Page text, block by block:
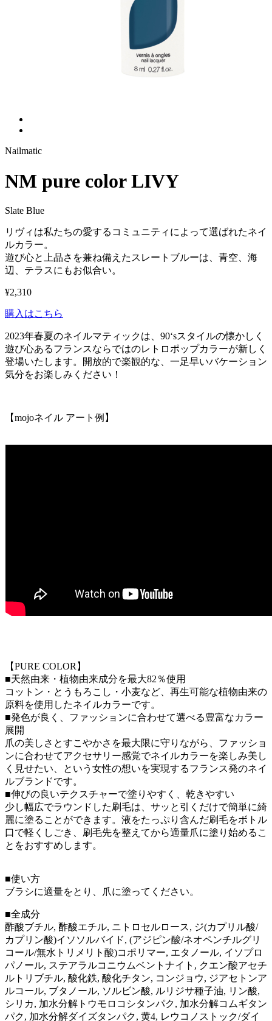
Nailmatic
NM pure color LIVY
Slate Blue
リヴィは私たちの愛するコミュニティによって選ばれたネイ
ルカラー。
遊び心と上品さを兼ね備えたスレートブルーは、青空、海
辺、テラスにもお似合い。
¥2,310
購入はこちら
2023年春夏のネイルマティックは、 90‘sスタイルの懐かしく
遊び心あるフランスならではのレトロポップカラーが新しく
登場いたします。開放的で楽観的な、一足早いバケーション
気分をお楽しみください！
【mojoネイル アート例】
【PURE COLOR】
■天然由来・植物由来成分を最大82％使用
コットン・とうもろこし・小麦など、再生可能な植物由来の
原料を使用したネイルカラーです。
■発色が良く、ファッションに合わせて選べる豊富なカラー
展開
爪の美しさとすこやかさを最大限に守りながら、ファッショ
ンに合わせてアクセサリー感覚でネイルカラーを楽しみ美し
く見せたい、という女性の想いを実現するフランス発のネイ
ルブランドです。
■伸びの良いテクスチャーで塗りやすく、乾きやすい
少し幅広でラウンドした刷毛は、サッと引くだけで簡単に綺
麗に塗ることができます。液をたっぷり含んだ刷毛をボトル
口で軽くしごき、刷毛先を整えてから適量爪に塗り始めるこ
とをおすすめします。
■使い方
ブラシに適量をとり、爪に塗ってください。
■全成分
酢酸ブチル, 酢酸エチル, ニトロセルロース, ジ(カプリル酸/
カプリン酸)イソソルバイド, (アジピン酸/ネオペンチルグリ
コール/無水トリメリト酸)コポリマー, エタノール, イソプロ
パノール, ステアラルコニウムベントナイト, クエン酸アセチ
ルトリブチル, 酸化鉄, 酸化チタン, コンジョウ, ジアセトンア
ルコール, ブタノール, ソルビン酸, ルリジサ種子油, リン酸,
シリカ, 加水分解トウモロコシタンパク, 加水分解コムギタン
パク, 加水分解ダイズタンパク, 黄4, レウコノストック/ダイ